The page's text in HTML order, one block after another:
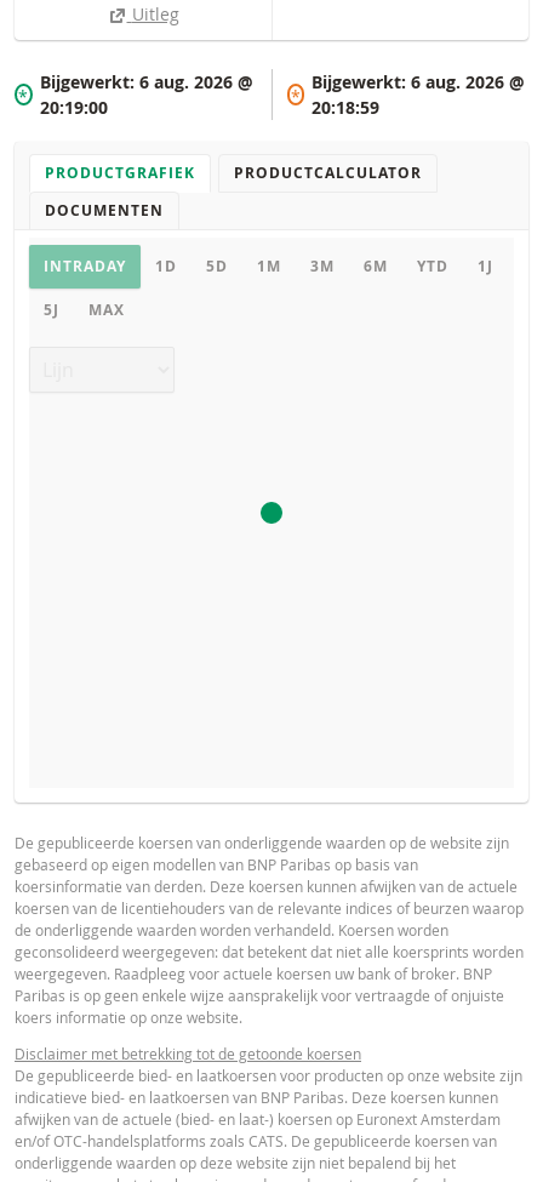
Uitleg
*
Bijgewerkt: 6 aug. 2026 @
20:19:00
*
Bijgewerkt:6 aug. 2026 @
20:18:59
PRODUCTGRAFIEK
PRODUCTCALCULATOR
DOCUMENTEN
Productgrafiek
INTRADAY 1D 5D 1M 3M 6M YTD 1J
5J MAX
VERWACHTE KOERS VAN DE ONDERLIGGENDE WAARDE
AANTAL PRODUCTEN
PERIODE
ACTUELE BEREKENDE
PROSPECTUS
Nederlands (Nederland) PDF
FINAL TERMS
Nederlands (Nederland)
DEFINITIEVE VOORWAARDEN SAMENVATTING
PRODUCT PROJECTIONS
Some helper text for the product price projections, financial
advised
UNDERLYING PRICE PRICE PROJECTION
De gepubliceerde koersen van onderliggende waarden op de website zijn
gebaseerd op eigen modellen van BNP Paribas op basis van
koersinformatie van derden. Deze koersen kunnen afwijken van de actuele
koersen van de licentiehouders van de relevante indices of beurzen waarop
de onderliggende waarden worden verhandeld. Koersen worden
geconsolideerd weergegeven: dat betekent dat niet alle koersprints worden
weergegeven. Raadpleeg voor actuele koersen uw bank of broker. BNP
Paribas is op geen enkele wijze aansprakelijk voor vertraagde of onjuiste
koers informatie op onze website.
Disclaimer met betrekking tot de getoonde koersen
De gepubliceerde bied- en laatkoersen voor producten op onze website zijn
indicatieve bied- en laatkoersen van BNP Paribas. Deze koersen kunnen
afwijken van de actuele (bied- en laat-) koersen op Euronext Amsterdam
en/of OTC-handelsplatforms zoals CATS. De gepubliceerde koersen van
onderliggende waarden op deze website zijn niet bepalend bij het